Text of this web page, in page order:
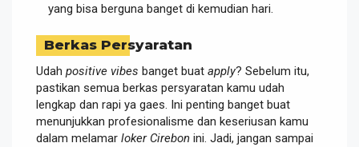
yang bisa berguna banget di kemudian hari.
Berkas Persyaratan
Udah positive vibes banget buat apply? Sebelum itu,
pastikan semua berkas persyaratan kamu udah
lengkap dan rapi ya gaes. Ini penting banget buat
menunjukkan profesionalisme dan keseriusan kamu
dalam melamar loker Cirebon ini. Jadi, jangan sampai